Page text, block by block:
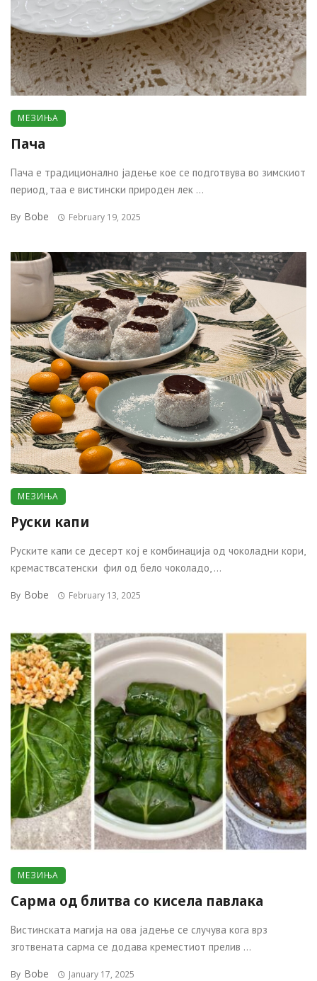
МЕЗИЊА
Пача
Пача е традиционално јадење кое се подготвува во зимскиот
период, таа е вистински природен лек ...
By Bobe February 19, 2025
МЕЗИЊА
Руски капи
Руските капи се десерт кој е комбинација од чоколадни кори,
кремаствсатенски фил од бело чоколадо, ...
By Bobe February 13, 2025
МЕЗИЊА
Сарма од блитва со кисела павлака
Вистинската магија на ова јадење се случува кога врз
зготвената сарма се додава креместиот прелив ...
By Bobe January 17, 2025